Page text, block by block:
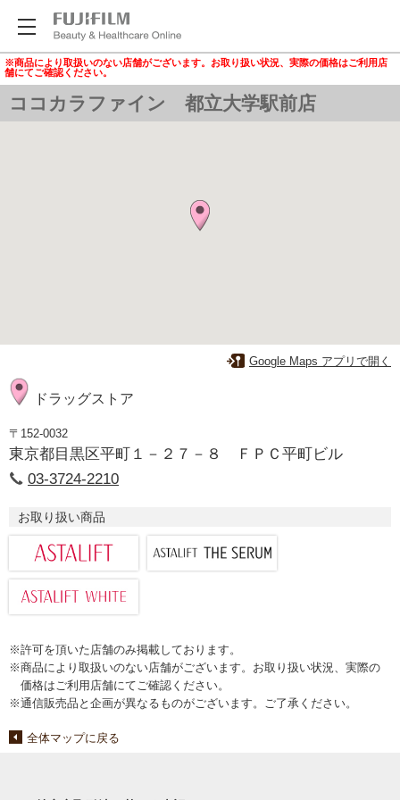
※商品により取扱いのない店舗がございます。お取り扱い状況、実際の価格はご利用店
舗にてご確認ください。
ココカラファイン 都立大学駅前店
Google Maps アプリで開く
ドラッグストア
〒152-0032
東京都目黒区平町１－２７－８ ＦＰＣ平町ビル
03-3724-2210
お取り扱い商品
※許可を頂いた店舗のみ掲載しております。
※商品により取扱いのない店舗がございます。お取り扱い状況、実際の
価格はご利用店舗にてご確認ください。
※通信販売品と企画が異なるものがございます。ご了承ください。
全体マップに戻る